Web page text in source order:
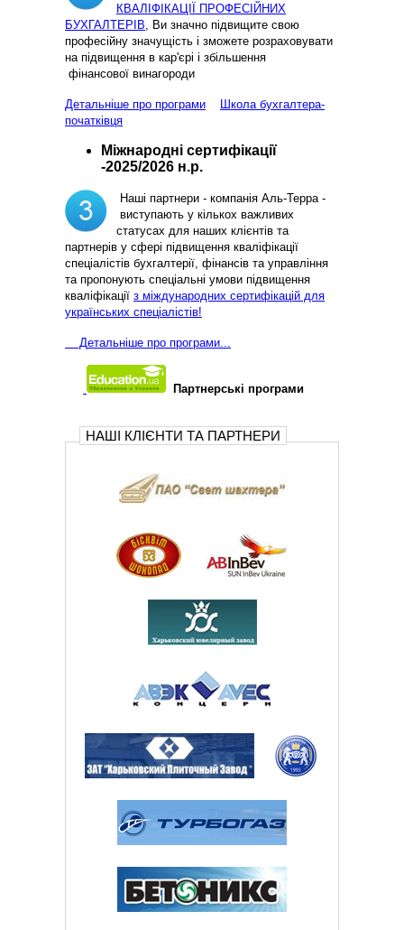
КВАЛІФІКАЦІЇ ПРОФЕСІЙНИХ
БУХГАЛТЕРІВ , Ви значно підвищите свою
професійну значущість і зможете розраховувати
на підвищення в кар'єрі і збільшення
фінансової винагороди
Детальніше про програми
Школа бухгалтера-
початківця
Міжнародні сертифікації
-2025/2026 н.р.
Наші партнери - компанія Аль-Терра -
виступають у кількох важливих
статусах для наших клієнтів та
партнерів у сфері підвищення кваліфікації
спеціалістів бухгалтерії, фінансів та управління
та пропонують спеціальні умови підвищення
кваліфікації з міждународних сертифікацій для
українських спеціалістів!
Детальніше про програми...
Партнерські програми
НАШІ КЛІЄНТИ ТА ПАРТНЕРИ